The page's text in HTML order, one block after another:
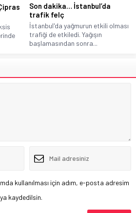
Son dakika… İstanbul’da
trafik felç
İstanbul'da yağmurun etkili olması
trafiği de etkiledi. Yağışın
başlamasından sonra...
kullanılması için adım, e-posta adresim
kaydedilsin.